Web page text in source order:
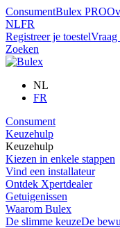
ConsumentBulex PRO
NLFR
Registreer je toestelVraag
Zoeken
NL
FR
Consument
Keuzehulp
Keuzehulp
Kiezen in enkele stappen
Vind een installateur
Ontdek Xpertdealer
Getuigenissen
Waarom Bulex
De slimme keuzeDe